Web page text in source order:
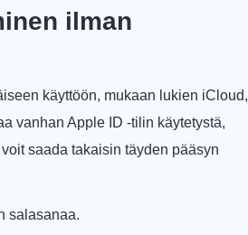
ilman
käyttöön, mukaan lukien iCloud,
vanhan Apple ID -tilin käytetystä,
saada takaisin täyden pääsyn
salasanaa.